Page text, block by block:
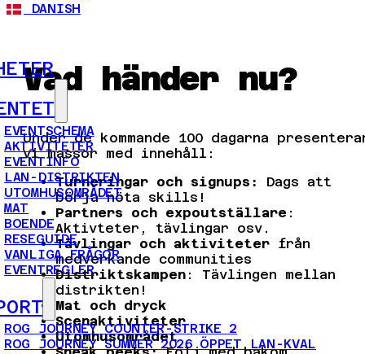
DANISH
EVENTSCHEMA
AKTIVITETER
EVENTINFO
LAN-DISTRIKTEN
UTOMHUSOMRÅDET
MAT
BOENDE
RESEGUIDE
VANLIGA FRÅGOR
EVENTREGLER
ROG JOURNEY COUNTER-STRIKE 2
ROG JOURNEY SUMMER 2026 ÖPPET LAN-KVAL
Vad händer nu?
Under de kommande 100 dagarna
vi massor med innehåll:
Turneringar och signups:
Dags att
börja nöta skills!
Partners och expoutställare :
Aktivteter, tävlingar osv.
Tävlingar och aktiviteter från
medverkande communities
Distriktskampen : Tävlingen mellan
distrikten!
Mat och dryck
Scenaktiviteter
Utomhusområdet